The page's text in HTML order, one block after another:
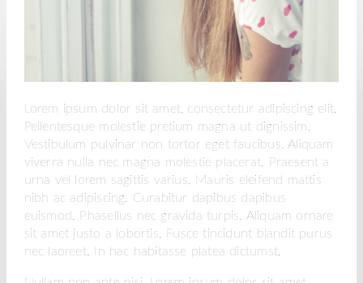
Lorem ipsum dolor sit amet, consectetur adipiscing elit.
Pellentesque molestie pretium magna ut dignissim.
Vestibulum pulvinar non tortor eget faucibus. Aliquam
viverra nulla nec magna molestie placerat. Praesent a
urna vel lorem sagittis varius. Mauris eleifend mattis
nibh ac adipiscing. Curabitur dapibus dapibus
euismod. Phasellus nec gravida turpis. Aliquam ornare
sit amet justo a lobortis. Fusce tincidunt blandit purus
nec laoreet. In hac habitasse platea dictumst.